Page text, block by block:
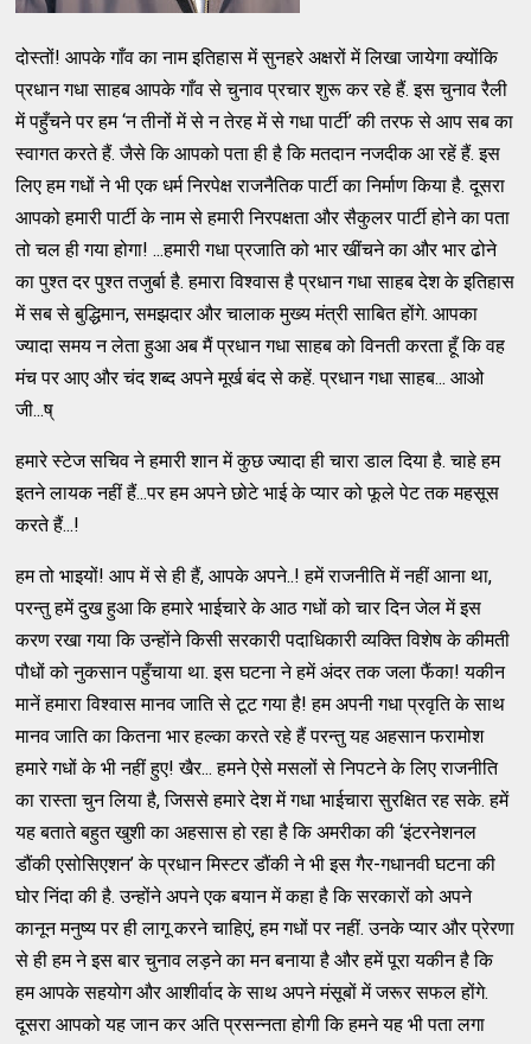
दोस्तों! आपके गाँव का नाम इतिहास में सुनहरे अक्षरों में लिखा जायेगा क्योंकि
प्रधान गधा साहब आपके गाँव से चुनाव प्रचार शुरू कर रहे हैं. इस चुनाव रैली
में पहुँचने पर हम ‘न तीनों में से न तेरह में से गधा पार्टी’ की तरफ से आप सब का
स्वागत करते हैं. जैसे कि आपको पता ही है कि मतदान नजदीक आ रहें हैं. इस
लिए हम गधों ने भी एक धर्म निरपेक्ष राजनैतिक पार्टी का निर्माण किया है. दूसरा
आपको हमारी पार्टी के नाम से हमारी निरपक्षता और सैकुलर पार्टी होने का पता
तो चल ही गया होगा! ...हमारी गधा प्रजाति को भार खींचने का और भार ढोने
का पुश्त दर पुश्त तजुर्बा है. हमारा विश्वास है प्रधान गधा साहब देश के इतिहास
में सब से बुद्धिमान, समझदार और चालाक मुख्य मंत्री साबित होंगे. आपका
ज्यादा समय न लेता हुआ अब मैं प्रधान गधा साहब को विनती करता हूँ कि वह
मंच पर आए और चंद शब्द अपने मूर्ख बंद से कहें. प्रधान गधा साहब... आओ
जी...ष्
हमारे स्टेज सचिव ने हमारी शान में कुछ ज्यादा ही चारा डाल दिया है. चाहे हम
इतने लायक नहीं हैं...पर हम अपने छोटे भाई के प्यार को फूले पेट तक महसूस
करते हैं...!
हम तो भाइयों! आप में से ही हैं, आपके अपने..! हमें राजनीति में नहीं आना था,
परन्तु हमें दुख हुआ कि हमारे भाईचारे के आठ गधों को चार दिन जेल में इस
करण रखा गया कि उन्होंने किसी सरकारी पदाधिकारी व्यक्ति विशेष के कीमती
पौधों को नुकसान पहुँचाया था. इस घटना ने हमें अंदर तक जला फैंका! यकीन
मानें हमारा विश्वास मानव जाति से टूट गया है! हम अपनी गधा प्रवृति के साथ
मानव जाति का कितना भार हल्का करते रहे हैं परन्तु यह अहसान फरामोश
हमारे गधों के भी नहीं हुए! खैर... हमने ऐसे मसलों से निपटने के लिए राजनीति
का रास्ता चुन लिया है, जिससे हमारे देश में गधा भाईचारा सुरक्षित रह सके. हमें
यह बताते बहुत खुशी का अहसास हो रहा है कि अमरीका की ‘इंटरनेशनल
डौंकी एसोसिएशन’ के प्रधान मिस्टर डौंकी ने भी इस गैर-गधानवी घटना की
घोर निंदा की है. उन्होंने अपने एक बयान में कहा है कि सरकारों को अपने
कानून मनुष्य पर ही लागू करने चाहिएं, हम गधों पर नहीं. उनके प्यार और प्रेरणा
से ही हम ने इस बार चुनाव लड़ने का मन बनाया है और हमें पूरा यकीन है कि
हम आपके सहयोग और आशीर्वाद के साथ अपने मंसूबों में जरूर सफल होंगे.
दूसरा आपको यह जान कर अति प्रसन्नता होगी कि हमने यह भी पता लगा